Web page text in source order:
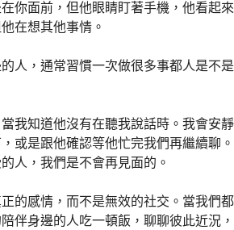
你面前，但他眼睛盯著手機，他看起來
在想其他事情。
人，通常習慣一次做很多事都人是不是
我知道他沒有在聽我說話時。我會安靜
或是跟他確認等他忙完我們再繼續聊。
人，我們是不會再見面的。
的感情，而不是無效的社交。當我們都
伴身邊的人吃一頓飯，聊聊彼此近況，